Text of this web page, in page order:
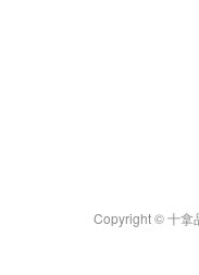
Copyright © 十拿